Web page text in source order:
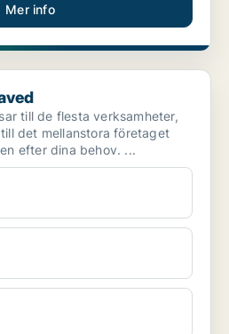
Mer info
till de flesta verksamheter,
det mellanstora företaget
och kan anpassa lokalen efter dina behov. ...